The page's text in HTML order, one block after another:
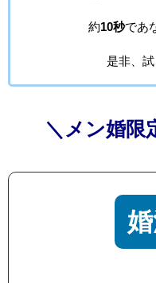
約10秒であ
是非、
＼メン婚限